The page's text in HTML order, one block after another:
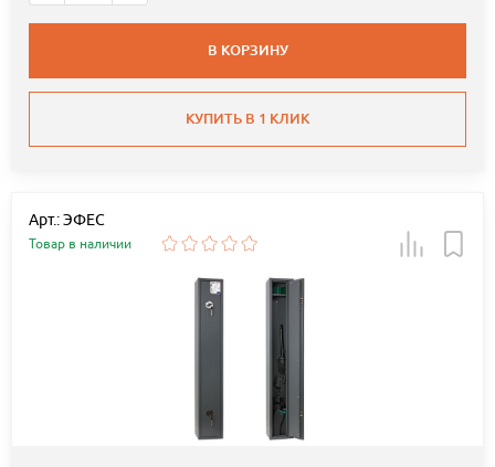
В КОРЗИНУ
КУПИТЬ В 1 КЛИК
Арт.: ЭФЕС
Товар в наличии